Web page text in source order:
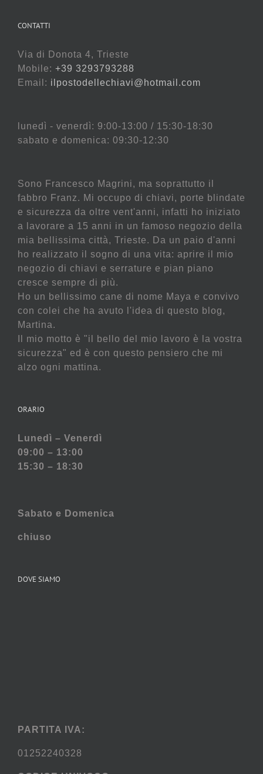
CONTATTI
Via di Donota 4, Trieste
Mobile: +39 3293793288
Email: ilpostodellechiavi@hotmail.com
lunedì - venerdì: 9:00-13:00 / 15:30-18:30
sabato e domenica: 09:30-12:30
Sono Francesco Magrini, ma soprattutto il
fabbro Franz. Mi occupo di chiavi, porte blindate
e sicurezza da oltre vent'anni, infatti ho iniziato
a lavorare a 15 anni in un famoso negozio della
mia bellissima città, Trieste. Da un paio d'anni
ho realizzato il sogno di una vita: aprire il mio
negozio di chiavi e serrature e pian piano
cresce sempre di più.
Ho un bellissimo cane di nome Maya e convivo
con colei che ha avuto l'idea di questo blog,
Martina.
Il mio motto è "il bello del mio lavoro è la vostra
sicurezza" ed è con questo pensiero che mi
alzo ogni mattina.
ORARIO
Lunedì – Venerdì
09:00 – 13:00
15:30 – 18:30
Sabato e Domenica
chiuso
DOVE SIAMO
PARTITA IVA:
01252240328